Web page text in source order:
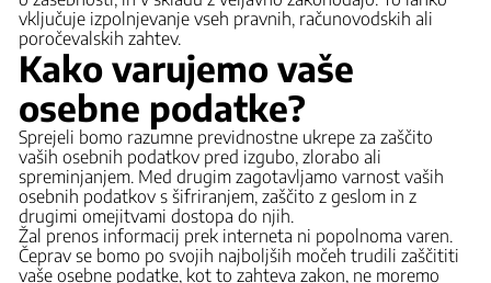
vključuje izpolnjevanje vseh pravnih, računovodskih ali
poročevalskih zahtev.
Kako varujemo vaše
osebne podatke?
Sprejeli bomo razumne previdnostne ukrepe za zaščito
vaših osebnih podatkov pred izgubo, zlorabo ali
spreminjanjem. Med drugim zagotavljamo varnost vaših
osebnih podatkov s šifriranjem, zaščito z geslom in z
drugimi omejitvami dostopa do njih.
Žal prenos informacij prek interneta ni popolnoma varen.
Čeprav se bomo po svojih najboljših močeh trudili zaščititi
vaše osebne podatke, kot to zahteva zakon, ne moremo